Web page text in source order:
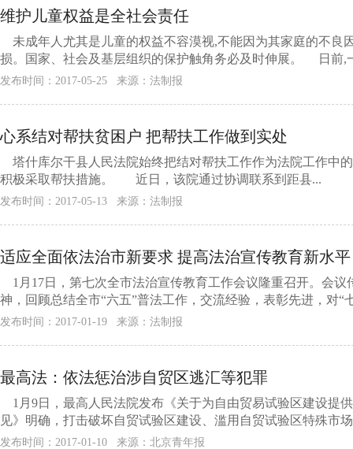
维护儿童权益是全社会责任
未成年人尤其是儿童的权益不容漠视,不能因为其家庭的不良
损。国家、社会及基层组织的保护触角务必及时伸展。 日前,
发布时间：2017-05-25 来源：法制报
心系结对帮扶贫困户 把帮扶工作做到实处
塔什库尔干县人民法院始终把结对帮扶工作作为法院工作中
积极采取帮扶措施。 近日，该院通过协调联系到距县...
发布时间：2017-05-13 来源：法制报
适应全面依法治市新要求 提高法治宣传教育新水平
1月17日，第七次全市法治宣传教育工作会议隆重召开。会
神，回顾总结全市“六五”普法工作，交流经验，表彰先进，对“
发布时间：2017-01-19 来源：法制报
最高法：依法惩治涉自贸区逃汇等犯罪
1月9日，最高人民法院发布《关于为自由贸易试验区建设提
见》明确，打击破坏自贸试验区建设、滥用自贸试验区特殊市
发布时间：2017-01-10 来源：北京青年报